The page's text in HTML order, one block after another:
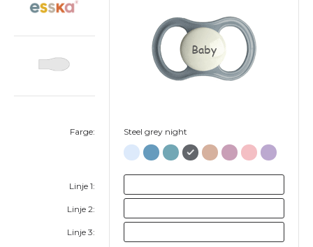
Farge:
Linje 1:
Linje 2:
Linje 3:
Baby
Steel grey night